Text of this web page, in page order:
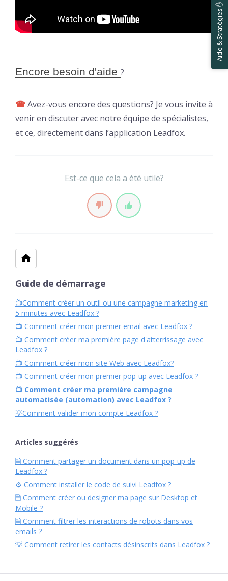
Encore besoin d'aide ?
☎Avez-vous encore des questions? Je vous invite à
venir en discuter avec notre équipe de spécialistes,
et ce, directement dans l’application Leadfox.
Est-ce que cela a été utile?
Guide de démarrage
📺Comment créer un outil ou une campagne marketing en
5 minutes avec Leadfox ?
📺 Comment créer mon premier email avec Leadfox ?
📺 Comment créer ma première page d'atterrissage avec
Leadfox ?
📺 Comment créer mon site Web avec Leadfox?
📺 Comment créer mon premier pop-up avec Leadfox ?
📺 Comment créer ma première campagne
automatisée (automation) avec Leadfox ?
💡Comment valider mon compte Leadfox ?
Articles suggérés
🗎 Comment partager un document dans un pop-up de
Leadfox ?
⚙︎ Comment installer le code de suivi Leadfox ?
🗎 Comment créer ou designer ma page sur Desktop et
Mobile ?
🗎 Comment filtrer les interactions de robots dans vos
emails ?
💡 Comment retirer les contacts désinscrits dans Leadfox ?
Aide & Stratégies ✋